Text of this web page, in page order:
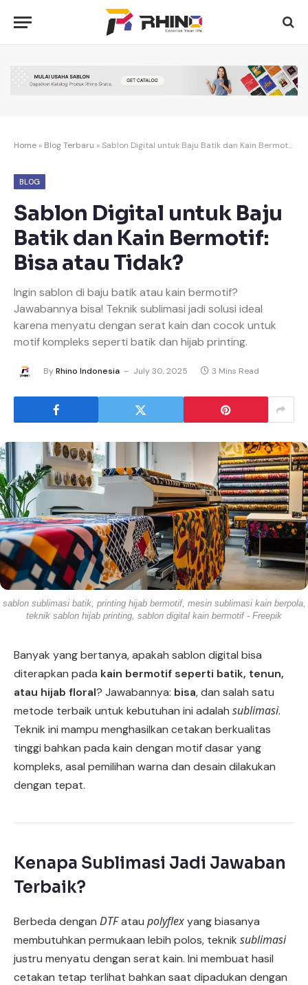
Home » Blog Terbaru »Sablon Digital untuk Baju Batik dan Kain Bermotif: Bisa atau Tidak?
BLOG
Sablon Digital untuk Baju
Batik dan Kain Bermotif:
Bisa atau Tidak?
Ingin sablon di baju batik atau kain bermotif?
Jawabannya bisa! Teknik sublimasi jadi solusi ideal
karena menyatu dengan serat kain dan cocok untuk
motif kompleks seperti batik dan hijab printing.
ByRhino Indonesia July 30, 2025 3 Mins Read
sablon sublimasi batik, printing hijab bermotif, mesin sublimasi kain berpola,
teknik sablon hijab printing, sablon digital kain bermotif - Freepik
Banyak yang bertanya, apakah sablon digital bisa
diterapkan pada kain bermotif seperti batik, tenun,
atau hijab floral? Jawabannya: bisa, dan salah satu
metode terbaik untuk kebutuhan ini adalah sublimasi.
Teknik ini mampu menghasilkan cetakan berkualitas
tinggi bahkan pada kain dengan motif dasar yang
kompleks, asal pemilihan warna dan desain dilakukan
dengan tepat.
Kenapa Sublimasi Jadi Jawaban
Terbaik?
Berbeda dengan DTFatau polyflexyang biasanya
membutuhkan permukaan lebih polos, teknik sublimasi
justru menyatu dengan serat kain. Ini membuat hasil
cetakan tetap terlihat bahkan saat dipadukan dengan